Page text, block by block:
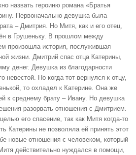
назвать героиню романа «Братья
Первоначально девушка была
– Дмитрия. Но Митя, как и его отец,
в Грушеньку. В прошлом между
произошла история, послужившая
жизни. Дмитрий спас отца Катерины,
денег. Девушка из благодарности
невестой. Но когда тот вернулся к отцу,
то охладел к Катерине. Она же
к среднему брату – Ивану. Но девушка
разорвать отношения с Дмитрием.
его спасение, так как Митя когда-то
Катерины не позволяла ей принять этот
новые отношения с человеком, который
действительно нуждался в помощи,